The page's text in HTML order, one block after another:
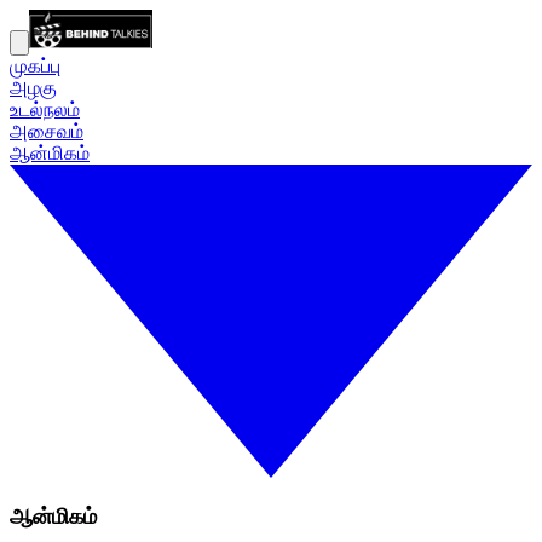
முகப்பு
அழகு
உடல்நலம்
அசைவம்
ஆன்மிகம்
ஆன்மிகம்